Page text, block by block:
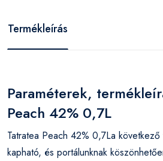
Termékleírás
Paraméterek,
Peach 42% 0,7L
Tatratea Peach 42% 0,7La
kapható, és portálunknak